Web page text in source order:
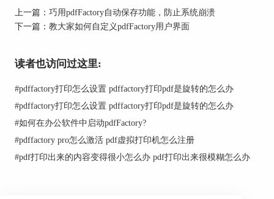
件。
上一篇： 巧用pdfFactory自动保存功能，防止系统崩溃
下一篇： 教大家如何自定义pdfFactory用户界面
读者也访问过这里:
#pdffactory打印怎么设置 pdffactory打印pdf是旋转的怎么办
#pdffactory打印怎么设置 pdffactory打印pdf是旋转的怎么办
#如何在办公软件中启动pdfFactory?
#pdffactory pro怎么激活 pdf虚拟打印机怎么注册
#pdf打印出来的内容变得很小怎么办 pdf打印出来很模糊怎么办